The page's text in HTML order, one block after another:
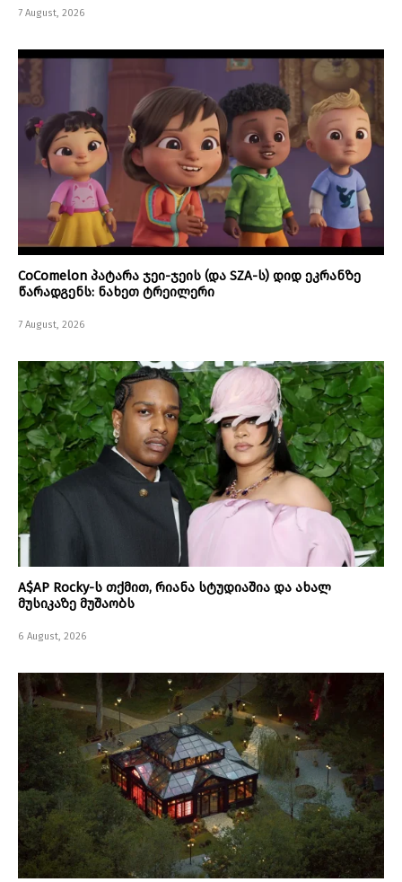
7 August, 2026
CoComelon პატარა ჯეი-ჯეის (და SZA-ს) დიდ ეკრანზე
წარადგენს: ნახეთ ტრეილერი
7 August, 2026
A$AP Rocky-ს თქმით, რიანა სტუდიაშია და ახალ
მუსიკაზე მუშაობს
6 August, 2026